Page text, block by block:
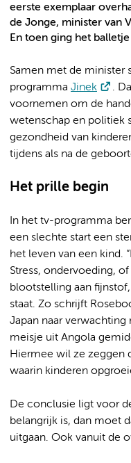
eerste exemplaar
de Jonge, minister van
En toen ging het
Samen met de minister
programma Jinek
.
voornemen om de
wetenschap en politiek
gezondheid van
tijdens als na de
Het prille begin
In het tv-programma
een slechte start een
het leven van een kind.
Stress, ondervoeding,
blootstelling aan
staat. Zo schrijft
Japan naar
meisje uit Angola
Hiermee wil ze zeggen
waarin kinderen
De conclusie ligt voor
belangrijk is, dan moet
uitgaan. Ook vanuit de